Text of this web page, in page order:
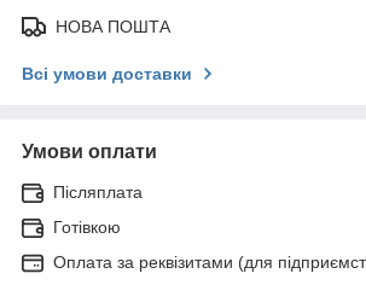
НОВА ПОШТА
Всі умови доставки
Умови оплати
Післяплата
Готівкою
Оплата за реквізитами (для